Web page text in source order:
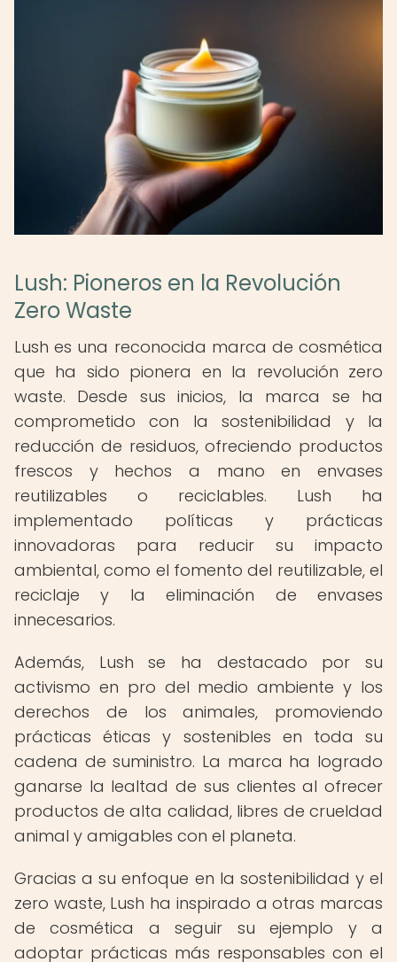
Lush: Pioneros en la Revolución
Zero Waste
Lush es una reconocida marca de cosmética
que ha sido pionera en la revolución zero
waste. Desde sus inicios, la marca se ha
comprometido con la sostenibilidad y la
reducción de residuos, ofreciendo productos
frescos y hechos a mano en envases
reutilizables o reciclables. Lush ha
implementado políticas y prácticas
innovadoras para reducir su impacto
ambiental, como el fomento del reutilizable, el
reciclaje y la eliminación de envases
innecesarios.
Además, Lush se ha destacado por su
activismo en pro del medio ambiente y los
derechos de los animales, promoviendo
prácticas éticas y sostenibles en toda su
cadena de suministro. La marca ha logrado
ganarse la lealtad de sus clientes al ofrecer
productos de alta calidad, libres de crueldad
animal y amigables con el planeta.
Gracias a su enfoque en la sostenibilidad y el
zero waste, Lush ha inspirado a otras marcas
de cosmética a seguir su ejemplo y a
adoptar prácticas más responsables con el